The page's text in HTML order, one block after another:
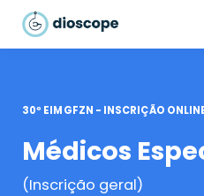
30º EIMGFZN - INSCRIÇÃO
Médicos
(Inscrição geral)